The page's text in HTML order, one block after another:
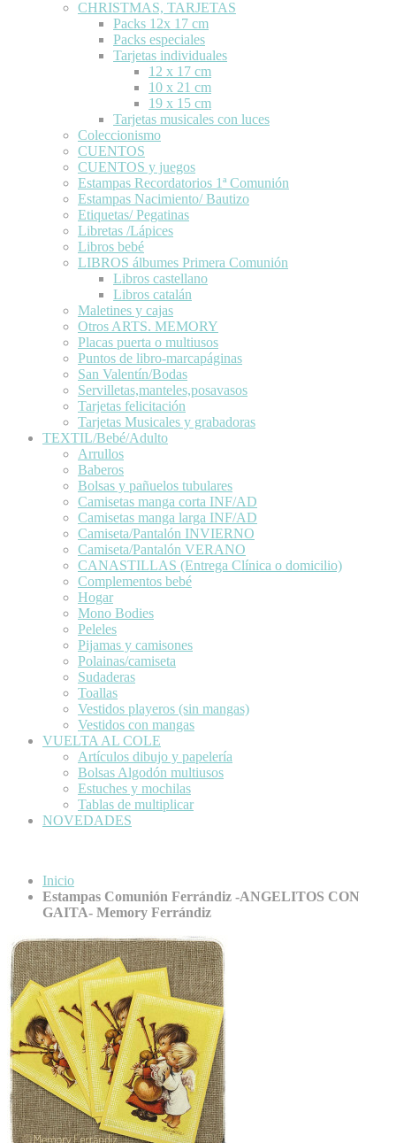
CHRISTMAS, TARJETAS
Packs 12x 17 cm
Packs especiales
Tarjetas individuales
12 x 17 cm
10 x 21 cm
19 x 15 cm
Tarjetas musicales con luces
Coleccionismo
CUENTOS
CUENTOS y juegos
Estampas Recordatorios 1ª Comunión
Estampas Nacimiento/ Bautizo
Etiquetas/ Pegatinas
Libretas /Lápices
Libros bebé
LIBROS álbumes Primera Comunión
Libros castellano
Libros catalán
Maletines y cajas
Otros ARTS. MEMORY
Placas puerta o multiusos
Puntos de libro-marcapáginas
San Valentín/Bodas
Servilletas,manteles,posavasos
Tarjetas felicitación
Tarjetas Musicales y grabadoras
TEXTIL/Bebé/Adulto
Arrullos
Baberos
Bolsas y pañuelos tubulares
Camisetas manga corta INF/AD
Camisetas manga larga INF/AD
Camiseta/Pantalón INVIERNO
Camiseta/Pantalón VERANO
CANASTILLAS (Entrega Clínica o domicilio)
Complementos bebé
Hogar
Mono Bodies
Peleles
Pijamas y camisones
Polainas/camiseta
Sudaderas
Toallas
Vestidos playeros (sin mangas)
Vestidos con mangas
VUELTA AL COLE
Artículos dibujo y papelería
Bolsas Algodón multiusos
Estuches y mochilas
Tablas de multiplicar
NOVEDADES
Inicio
Estampas Comunión Ferrándiz -ANGELITOS CON
GAITA- Memory Ferrándiz